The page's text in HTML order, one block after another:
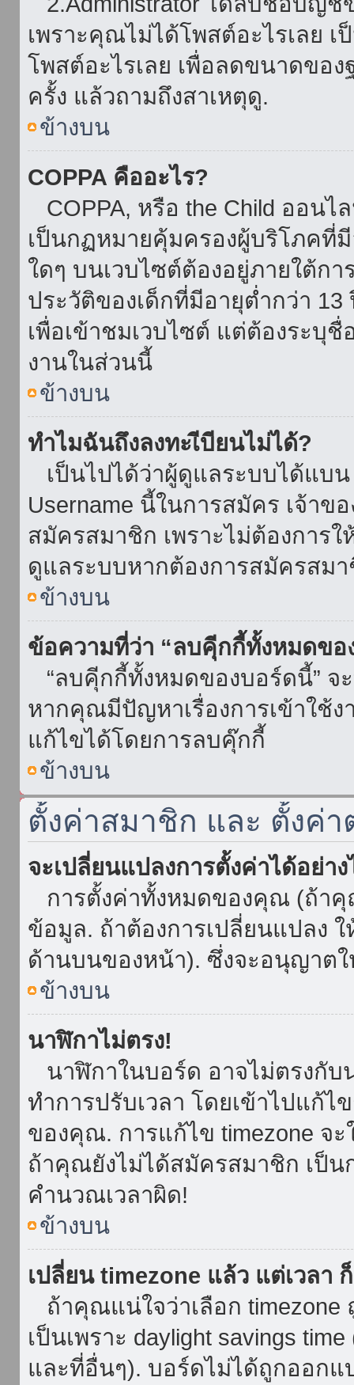
เพราะคุณไม่ได้โพสต์อะไรเลย
โพสต์อะไรเลย เพื่อลดขนาดขอ
ครั้ง แล้วถามถึงสาเหตุดู.
ข้างบน
COPPA คืออะไร?
COPPA, หรือ the Child ออนไ
เป็นกฏหมายคุ้มครองผู้บริโภคที่
ใดๆ บนเวบไซต์ต้องอยู่ภายใต้ก
ประวัติของเด็กที่มีอายุต่ำกว่า
เพื่อเข้าชมเวบไซต์ แต่ต้องระบุ
งานในส่วนนี้
ข้างบน
ทำไมฉันถึงลงทะเีบียนไม่ได้?
เป็นไปได้ว่าผู้ดูแลระบบได้แบ
Username นี้ในการสมัคร เจ้าข
สมัครสมาชิก เพราะไม่ต้องการ
ดูแลระบบหากต้องการสมัครสม
ข้างบน
ข้อความที่ว่า “ลบคุีกกี้ทั้งหมดขอ
“ลบคุีกกี้ทั้งหมดของบอร์ดนี้” จ
หากคุณมีปัญหาเรื่องการเข้าใช้
แก้ไขได้โดยการลบคุ๊กกี้
ข้างบน
ตั้งค่าสมาชิก และ ตั้งค่า
จะเปลี่ยนแปลงการตั้งค่าได้อย่าง
การตั้งค่าทั้งหมดของคุณ (ถ้าคุ
ข้อมูล. ถ้าต้องการเปลี่ยนแปลง
ด้านบนของหน้า). ซึ่งจะอนุญาต
ข้างบน
นาฬิกาไม่ตรง!
นาฬิกาในบอร์ด อาจไม่ตรงกั
ทำการปรับเวลา โดยเข้าไปแก้
ของคุณ. การแก้ไข timezone จ
ถ้าคุณยังไม่ได้สมัครสมาชิก เป็
คำนวณเวลาผิด!
ข้างบน
เปลี่ยน timezone แล้ว แต่เวลา
ถ้าคุณแน่ใจว่าเลือก timezone
เป็นเพราะ daylight savings
และที่อื่นๆ). บอร์ดไม่ได้ถูกออกแ